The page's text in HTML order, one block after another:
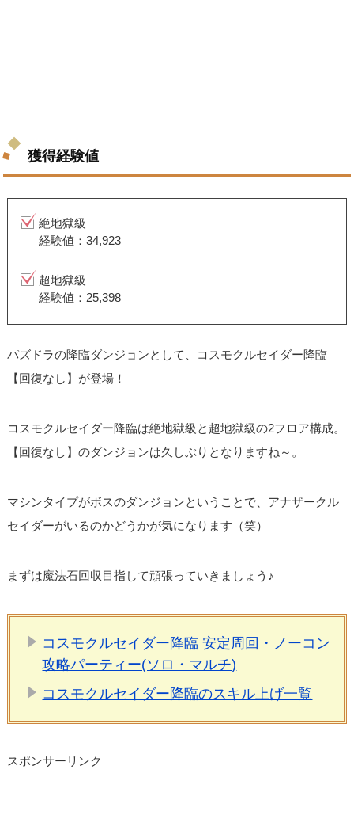
獲得経験値
絶地獄級
経験値：34,923
超地獄級
経験値：25,398
パズドラの降臨ダンジョンとして、コスモクルセイダー降臨
【回復なし】が登場！
コスモクルセイダー降臨は絶地獄級と超地獄級の2フロア構成。
【回復なし】のダンジョンは久しぶりとなりますね～。
マシンタイプがボスのダンジョンということで、アナザークル
セイダーがいるのかどうかが気になります（笑）
まずは魔法石回収目指して頑張っていきましょう♪
コスモクルセイダー降臨 安定周回・ノーコン
攻略パーティー(ソロ・マルチ)
コスモクルセイダー降臨のスキル上げ一覧
スポンサーリンク